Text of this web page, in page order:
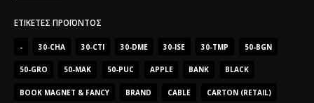
ΕΤΙΚΈΤΕΣ ΠΡΟΪΌΝΤΟΣ
- 30-CHA 30-CTI 30-DME 30-ISE 30-TMP 50-BGN
50-GRO 50-MAK 50-PUC APPLE BANK BLACK
BOOK MAGNET & FANCY BRAND CABLE CARTON (RETAIL)